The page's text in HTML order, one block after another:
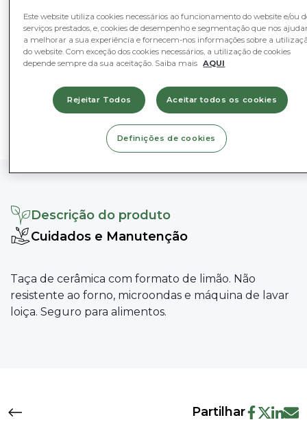
Categorias
Decoração e Complementos
Descrição do produto
Cuidados e Manutenção
Taça de cerâmica com formato de limão. Não
resistente ao forno, microondas e máquina de lavar
loiça. Seguro para alimentos.
Partilhar
Este website utiliza cookies necessários ao funcionamento do website e/ou
serviços prestados, e, cookies de desempenho e segmentação que nos
a melhorar a sua experiência e fornecem-nos informações sobre a
do website. Com exceção dos cookies necessários, a utilização de cookies
depende sempre da sua aceitação. Saiba mais
AQUI
Rejeitar Todos Aceitar todos os cookies
Definições de cookies